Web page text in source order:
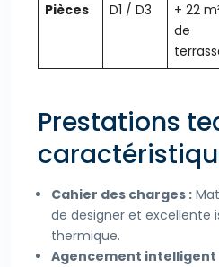
Pièces
D1 / D3
+ 22
de
Prestations
Cahier des charges :
de designer et excellente
thermique.
Agencement intelligent